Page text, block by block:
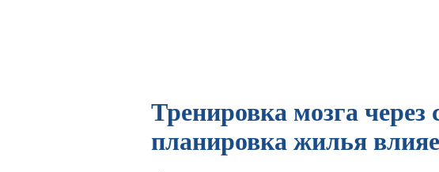
Тренировка мозга через
планировка жилья